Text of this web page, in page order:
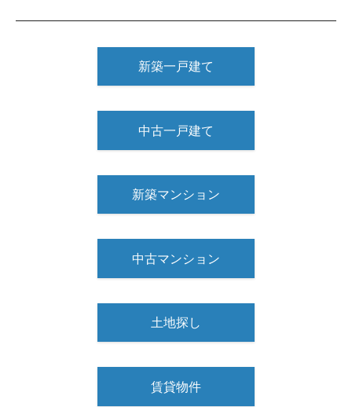
新築一戸建て
中古一戸建て
新築マンション
中古マンション
土地探し
賃貸物件